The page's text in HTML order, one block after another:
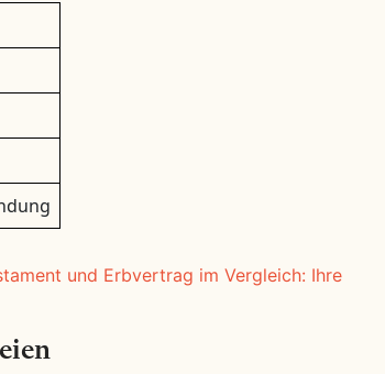
und Erbvertrag im Vergleich: Ihre